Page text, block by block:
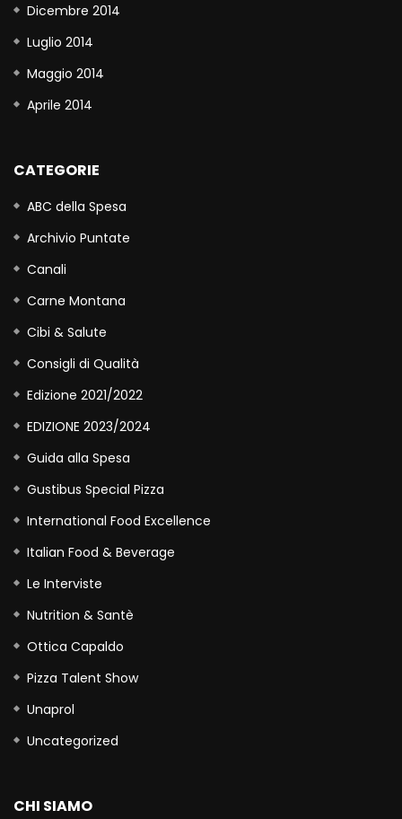
Dicembre 2014
Luglio 2014
Maggio 2014
Aprile 2014
CATEGORIE
ABC della Spesa
Archivio Puntate
Canali
Carne Montana
Cibi & Salute
Consigli di Qualità
Edizione 2021/2022
EDIZIONE 2023/2024
Guida alla Spesa
Gustibus Special Pizza
International Food Excellence
Italian Food & Beverage
Le Interviste
Nutrition & Santè
Ottica Capaldo
Pizza Talent Show
Unaprol
Uncategorized
CHI SIAMO